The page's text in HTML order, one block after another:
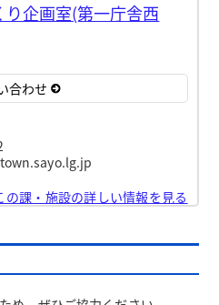
企画室(第一庁舎西
合わせ
の課・施設の詳しい情報を見る